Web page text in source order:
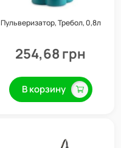
Пульверизатор, Требол, 0,8л
254,68 грн
В корзину